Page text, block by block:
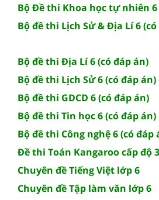
Bộ Đề thi Khoa học tự nhiên 6
Bộ đề thi Lịch Sử & Địa Lí 6
Bộ đề thi Địa Lí 6 (có đáp án)
Bộ đề thi Lịch Sử 6 (có đáp án)
Bộ đề thi GDCD 6 (có đáp án)
Bộ đề thi Tin học 6 (có đáp án)
Bộ đề thi Công nghệ 6 (có đáp
Đề thi Toán Kangaroo cấp độ
Chuyên đề Tiếng Việt lớp 6
Chuyên đề Tập làm văn lớp 6